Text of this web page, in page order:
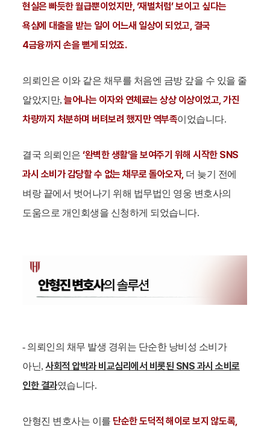
현실은 빠듯한 월급뿐이었지만, ‘재벌처럼’ 보이고 싶다는
욕심에 대출을 받는 일이 어느새 일상이 되었고, 결국
4금융까지 손을 뻗게 되었죠.
의뢰인은 이와 같은 채무를 처음엔 금방 갚을 수 있을 줄
알았지만,늘어나는 이자와 연체료는 상상 이상이었고, 가진
차량까지 처분하며 버텨보려 했지만 역부족이었습니다.
결국 의뢰인은‘완벽한 생활’을 보여주기 위해 시작한 SNS
과시 소비가 감당할 수 없는 채무로 돌아오자, 더 늦기 전에
벼랑 끝에서 벗어나기 위해 법무법인 영웅 변호사의
도움으로 개인회생을 신청하게 되었습니다.
- 의뢰인의 채무 발생 경위는 단순한 낭비성 소비가
아닌,사회적 압박과 비교심리에서 비롯된 SNS 과시 소비로
인한 결과였습니다.
안형진 변호사는 이를 단순한 도덕적 해이로 보지 않도록,